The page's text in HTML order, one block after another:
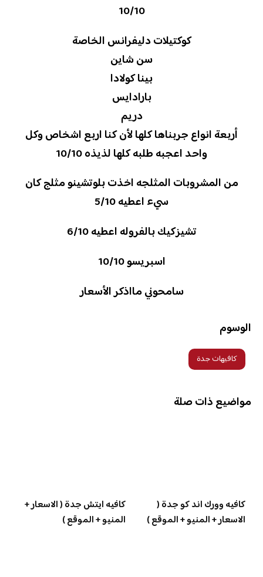
10/10
كوكتيلات دليفرانس الخاصة
سن شاين
بينا كولادا
بارادايس
دريم
أربعة انواع جربناها كلها لأن كنا اربع اشخاص وكل
واحد اعجبه طلبه كلها لذيذه 10/10
من المشروبات المثلجه اخذت بلوتشينو مثلج كان
سيء اعطيه 5/10
تشيزكيك بالفروله اعطيه 6/10
اسبريسو 10/10
سامحوني مااذكر الأسعار
الوسوم
كافيهات جدة
مواضيع ذات صلة
كافيه وورك اند كو جدة (
الاسعار + المنيو + الموقع )
كافيه ايتش جدة ( الاسعار +
المنيو + الموقع )